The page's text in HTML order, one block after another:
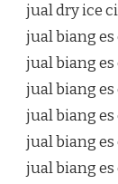
jual dry ice
jual biang
jual biang
jual biang
jual biang
jual biang
jual biang